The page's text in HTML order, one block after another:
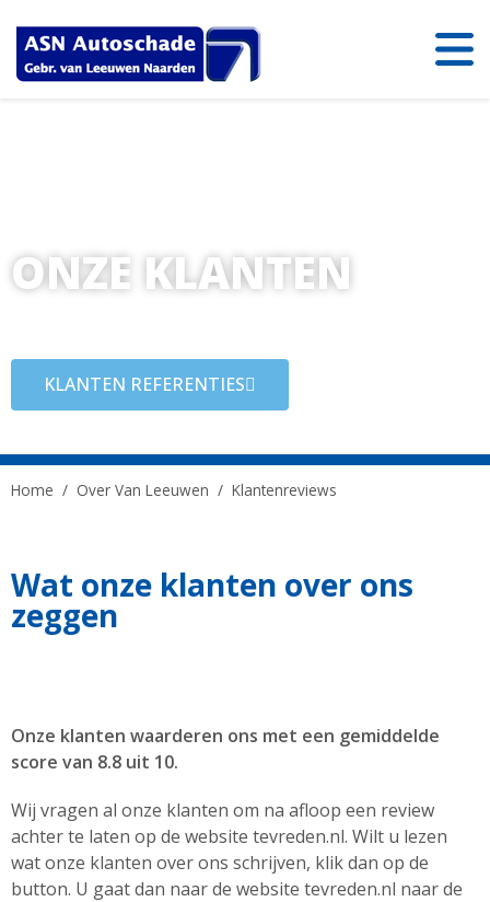
ONZE KLANTEN
KLANTEN REFERENTIES
Home / Over Van Leeuwen / Klantenreviews
Wat onze klanten over ons
zeggen
Onze klanten waarderen ons met een gemiddelde
score van 8.8 uit 10.
Wij vragen al onze klanten om na afloop een review
achter te laten op de website tevreden.nl. Wilt u lezen
wat onze klanten over ons schrijven, klik dan op de
button. U gaat dan naar de website tevreden.nl naar de